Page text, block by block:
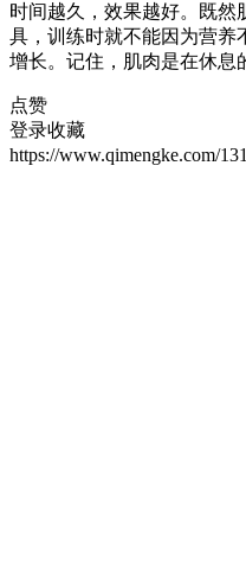
时间越久，效果越好。既然
具，训练时就不能因为营养
增长。记住，肌肉是在休息
点赞
登录收藏
https://www.qimengke.com/